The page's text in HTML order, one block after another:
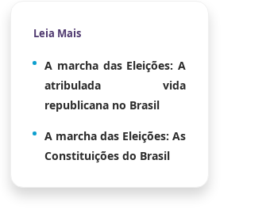
Leia Mais
A marcha das Eleições: A
atribulada vida
republicana no Brasil
A marcha das Eleições: As
Constituições do Brasil